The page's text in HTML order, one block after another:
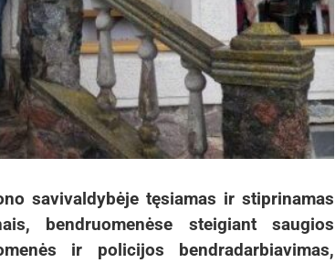
savivaldybėje tęsiamas ir stiprinamas
bendruomenėse steigiant saugios
ir policijos bendradarbiavimas,